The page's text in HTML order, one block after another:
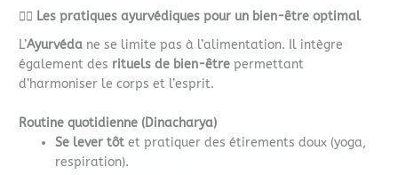
🧘‍♂️ Les pratiques ayurvédiques pour un bien-être optimal
L’Ayurvéda ne se limite pas à l’alimentation. Il intègre
également des rituels de bien-être permettant
d’harmoniser le corps et l’esprit.
Routine quotidienne (Dinacharya)
Se lever tôt et pratiquer des étirements doux (yoga,
respiration).